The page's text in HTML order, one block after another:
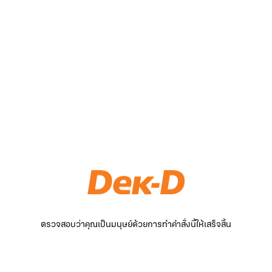
ตรวจสอบว่าคุณเป็นมนุษย์ด้วยการทำคำสั่งนี้ให้เสร็จสิ้น